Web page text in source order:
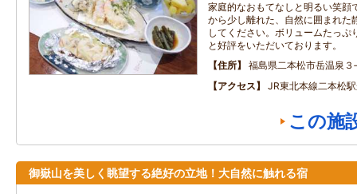
家庭的なおもてなしと明るい笑顔
から少し離れた、自然に囲まれた
してください。ボリュームたっぷ
と好評をいただいております。
住所
福島県二本松市岳温泉３
アクセス
JR東北本線二本松
この施
御嶽山を美しく眺望する絶好の立地！大自然に触れる宿